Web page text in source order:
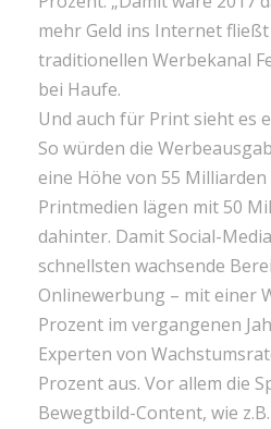
mehr Geld ins Internet
traditionellen Werbekanal
bei Haufe.
Und auch für Print sieht es
So würden die
eine Höhe von 55
Printmedien lägen mit 50
dahinter. Damit Social-
schnellsten wachsende
Onlinewerbung – mit einer
Prozent im vergangenen
Experten von
Prozent aus. Vor allem die
Bewegtbild-Content, wie